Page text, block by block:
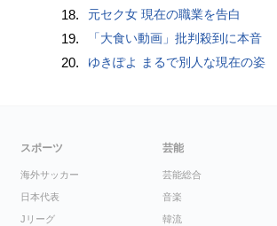
18. 元セク女 現在の職業を告白
19. 「大食い動画」批判殺到に本音
20. ゆきぽよ まるで別人な現在の姿
スポーツ
海外サッカー
日本代表
Jリーグ
芸能
芸能総合
音楽
韓流